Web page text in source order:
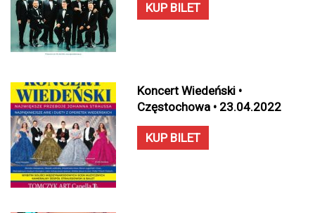
KUP BILET
Koncert Wiedeński •
Częstochowa • 23.04.2022
KUP BILET